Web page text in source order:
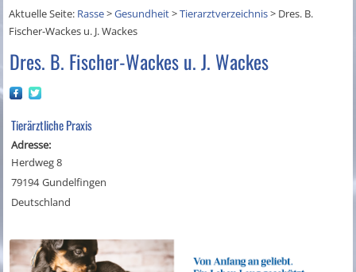
Aktuelle Seite: Rasse>Gesundheit>Tierarztverzeichnis> Dres. B.
Fischer-Wackes u. J. Wackes
Dres. B. Fischer-Wackes u. J. Wackes
Tierärztliche Praxis
Adresse:
Herdweg 8
79194 Gundelfingen
Deutschland